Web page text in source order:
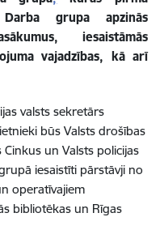
grupa apzinās
iesaistāmās
vajadzības, kā arī
valsts sekretārs
būs Valsts drošības
un Valsts policijas
iesaistīti pārstāvji no
operatīvajiem
bibliotēkas un Rīgas